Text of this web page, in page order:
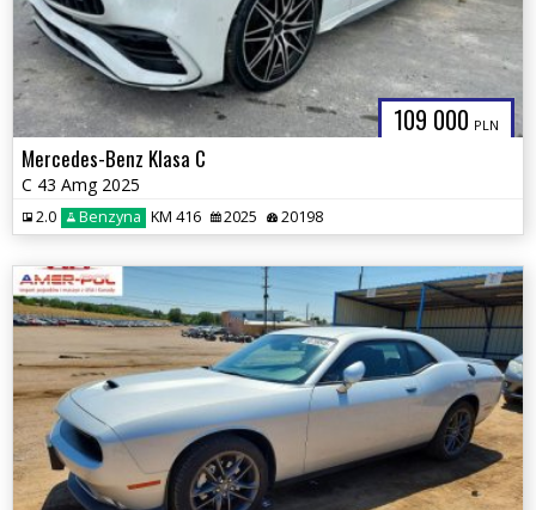
109 000 PLN
Mercedes-Benz Klasa C
C 43 Amg 2025
2.0 Benzyna KM 416 2025 20198